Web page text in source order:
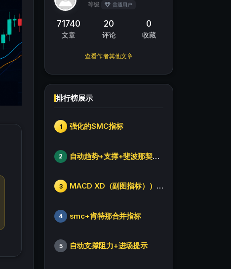
等级 普通用户
71740
文章
20
评论
0
收藏
查看作者其他文章
排行榜展示
1 强化的SMC指标
2 自动趋势+支撑+斐波那契+箱体
3 MACD XD（副图指标））修改版
4 smc+肯特那合并指标
5 自动支撑阻力+进场提示